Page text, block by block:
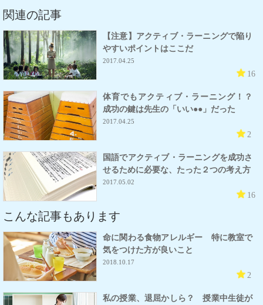
関連の記事
【注意】アクティブ・ラーニングで陥り
やすいポイントはここだ
2017.04.25
16
体育でもアクティブ・ラーニング！？
成功の鍵は先生の「いい●●」だった
2017.04.25
2
国語でアクティブ・ラーニングを成功さ
せるために必要な、たった２つの考え方
2017.05.02
16
こんな記事もあります
命に関わる食物アレルギー 特に教室で
気をつけた方が良いこと
2018.10.17
2
私の授業、退屈かしら？ 授業中生徒が